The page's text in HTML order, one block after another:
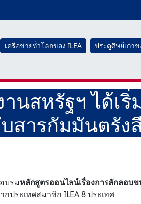
เครือข่ายทั่วโลกของ ILEA ประตูศิษย์เก่าข
นสหรัฐฯ ได้เ
สารกัมมันตรัง
บรมหลักสูตรออนไลน์เรื่องการลักลอบ
ประเทศสมาชิก ILEA 8 ประเทศ